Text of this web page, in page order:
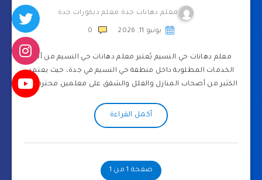
معلم دهانات جدة معلم ديكورات جدة
يونيو 11, 2026 0
معلم دهانات حي النسيم يُعتبر معلم دهانات حي النسيم من أهم
الخدمات المطلوبة داخل منطقة حي النسيم في جدة، حيث يعتمد
الكثير من أصحاب المنازل والفلل والشقق على معلمين محترفين…
أكمل القراءة
صفحة 1 من 1